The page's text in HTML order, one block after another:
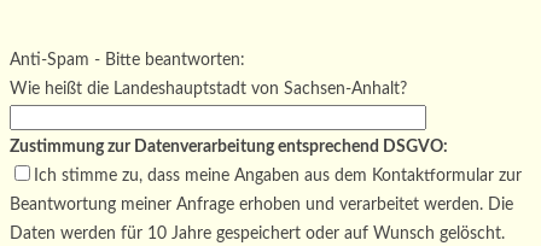
Bitte lasse dieses Feld leer.
Anti-Spam - Bitte beantworten:
Wie heißt die Landeshauptstadt von Sachsen-Anhalt?
Zustimmung zur Datenverarbeitung entsprechend DSGVO:
Ich stimme zu, dass meine Angaben aus dem Kontaktformular zur
Beantwortung meiner Anfrage erhoben und verarbeitet werden. Die
Daten werden für 10 Jahre gespeichert oder auf Wunsch gelöscht.